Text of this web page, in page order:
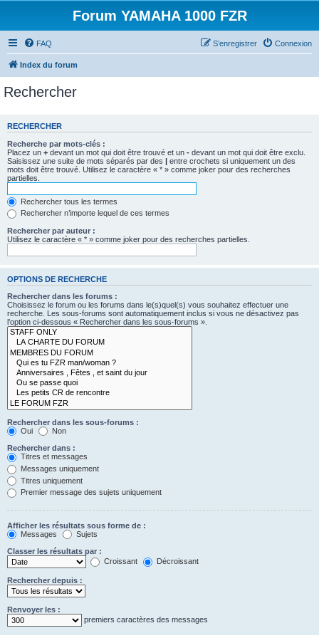
Forum YAMAHA 1000 FZR
FAQ Connexion
S’enregistrer
Index du forum
Rechercher
RECHERCHER
Recherche par mots-clés :
Placez un + devant un mot qui doit être trouvé et un - devant un mot qui doit être exclu.
Saisissez une suite de mots séparés par des | entre crochets si uniquement un des
mots doit être trouvé. Utilisez le caractère « * » comme joker pour des recherches
partielles.
Rechercher tous les termes
Rechercher n’importe lequel de ces termes
Rechercher par auteur :
Utilisez le caractère « * » comme joker pour des recherches partielles.
OPTIONS DE RECHERCHE
Rechercher dans les forums :
Choisissez le forum ou les forums dans le(s)quel(s) vous souhaitez effectuer une
recherche. Les sous-forums sont automatiquement inclus si vous ne désactivez pas
l’option ci-dessous « Rechercher dans les sous-forums ».
Rechercher dans les sous-forums :
Oui
Non
Rechercher dans :
Titres et messages
Messages uniquement
Titres uniquement
Premier message des sujets uniquement
Afficher les résultats sous forme de :
Messages
Sujets
Classer les résultats par :
Croissant
Décroissant
Rechercher depuis :
Renvoyer les :
premiers caractères des messages